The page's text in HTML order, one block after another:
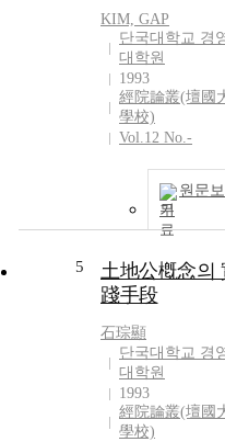
KIM, GAP
단국대학교 경
대학원
1993
經院論叢(壇國
學校)
Vol.12 No.-
원문보
기
5
土地公槪念의
踐手段
石琮顯
단국대학교 경
대학원
1993
經院論叢(壇國
學校)